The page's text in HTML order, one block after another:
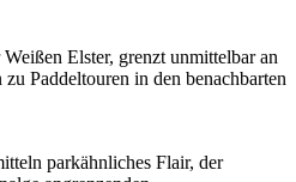
Elster, grenzt unmittelbar an
Paddeltouren in den benachbarten
parkähnliches Flair, der